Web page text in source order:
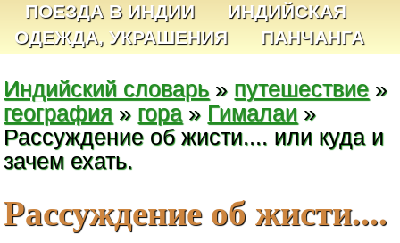
ПОЕЗДА В ИНДИИ
ИНДИЙСКАЯ
ОДЕЖДА, УКРАШЕНИЯ
ПАНЧАНГА
Индийский словарь » путешествие »
география » гора » Гималаи »
Рассуждение об жисти.... или куда и
зачем ехать.
Рассуждение об жисти....